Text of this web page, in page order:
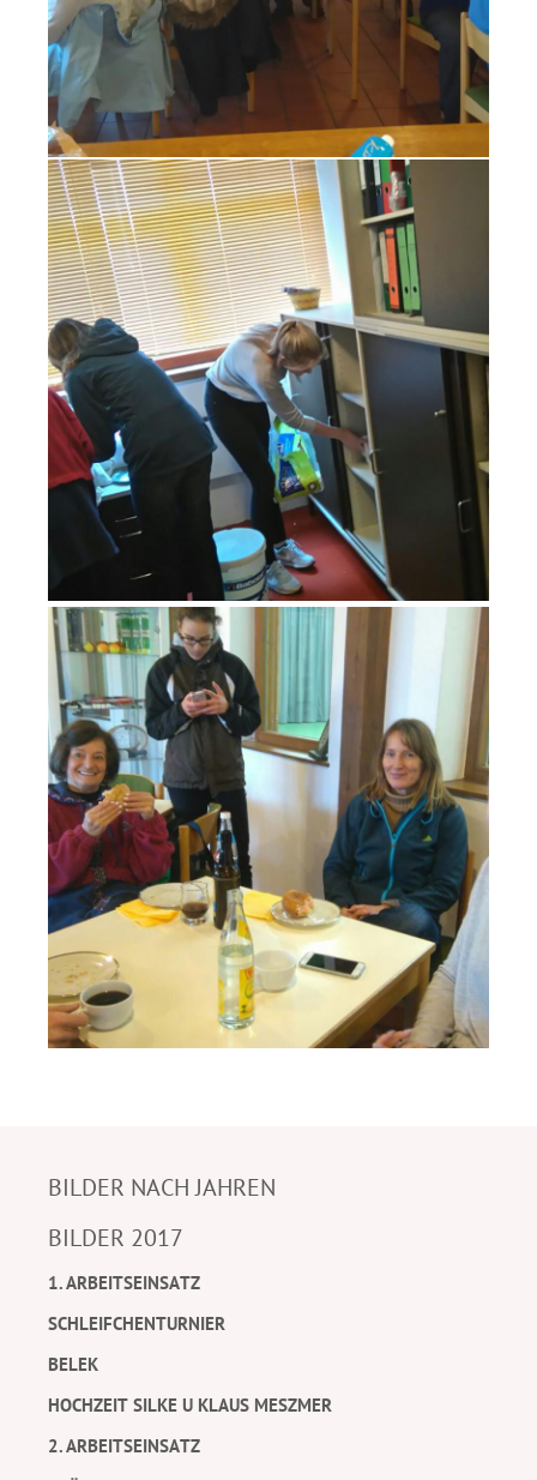
BILDER NACH JAHREN
BILDER 2017
1. ARBEITSEINSATZ
SCHLEIFCHENTURNIER
BELEK
HOCHZEIT SILKE U KLAUS MESZMER
2. ARBEITSEINSATZ